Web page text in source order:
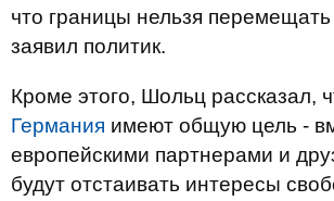
что границы нельзя
заявил политик.
Кроме этого, Шольц рассказал,
Германия имеют общую цель -
европейскими партнерами и
будут отстаивать интересы